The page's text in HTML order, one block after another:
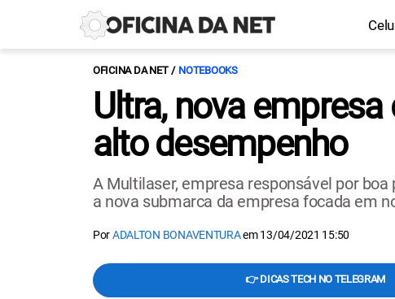
OFICINA DA NET NOTEBOOKS
Ultra, nova
alto desempenho
A Multilaser, empresa responsável por
a nova submarca da empresa focada em
PorADALTON BONAVENTURAem13/04/2021 15:50
👉 DICAS TECH NO TELEGRAM